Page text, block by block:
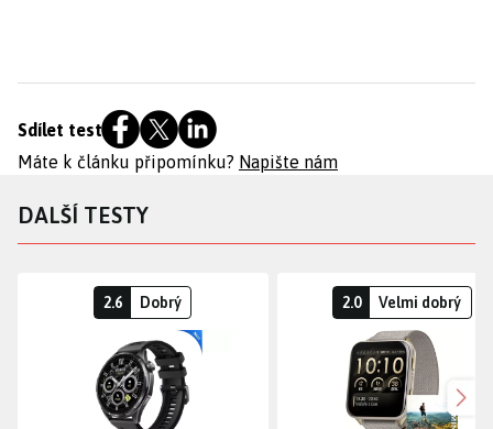
Sdílet test
Máte k článku připomínku? Napište nám
DALŠÍ TESTY
2.6 Dobrý 2.0 Velmi dobrý